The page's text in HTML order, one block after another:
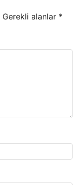
Gerekli alanlar *